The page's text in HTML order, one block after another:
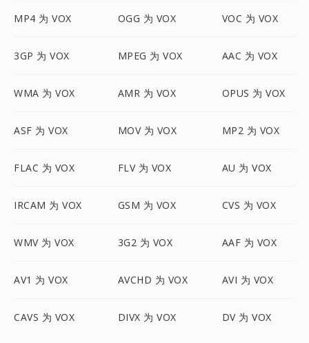
MP4 为 VOX OGG 为 VOX VOC 为 VOX
3GP 为 VOX MPEG 为 VOX AAC 为 VOX
WMA 为 VOX AMR 为 VOX OPUS 为 VOX
ASF 为 VOX MOV 为 VOX MP2 为 VOX
FLAC 为 VOX FLV 为 VOX AU 为 VOX
IRCAM 为 VOX GSM 为 VOX CVS 为 VOX
WMV 为 VOX 3G2 为 VOX AAF 为 VOX
AV1 为 VOX AVCHD 为 VOX AVI 为 VOX
CAVS 为 VOX DIVX 为 VOX DV 为 VOX